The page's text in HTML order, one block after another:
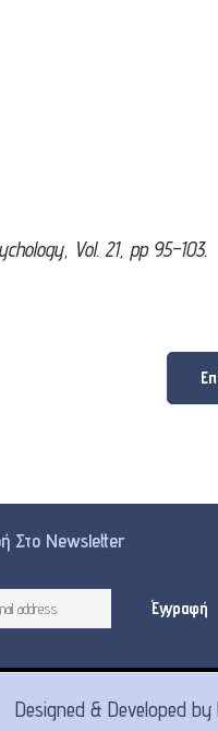
Vol. 21, pp 95–103.
Στο Newsletter
Designed & Developed by